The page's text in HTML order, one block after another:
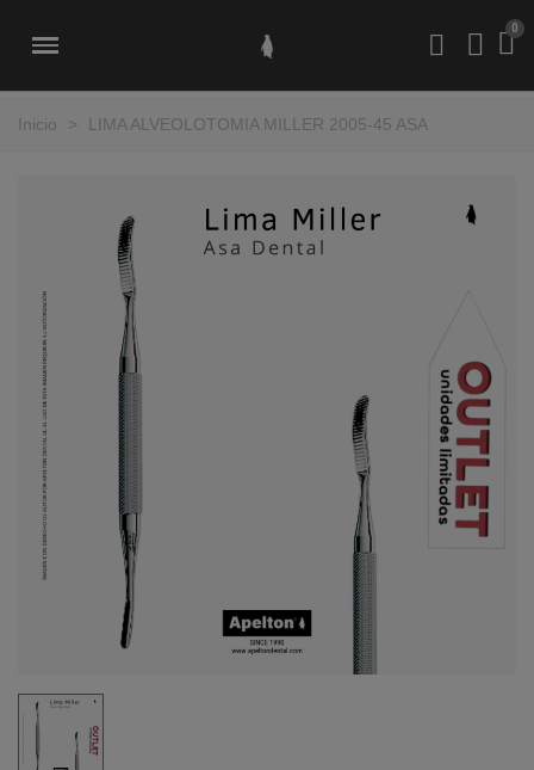
Inicio > LIMA ALVEOLOTOMIA MILLER 2005-45 ASA